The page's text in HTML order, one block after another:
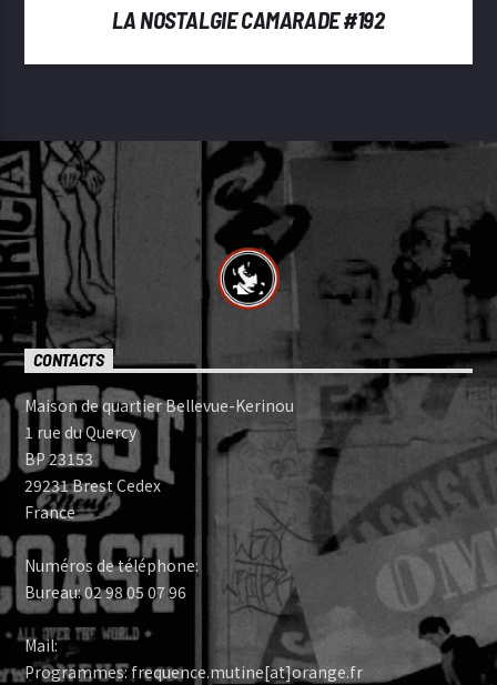
LA NOSTALGIE CAMARADE #192
CONTACTS
Maison de quartier Bellevue-Kerinou
1 rue du Quercy
BP 23153
29231 Brest Cedex
France
Numéros de téléphone:
Bureau: 02 98 05 07 96
Mail:
Programmes: frequence.mutine[at]orange.fr